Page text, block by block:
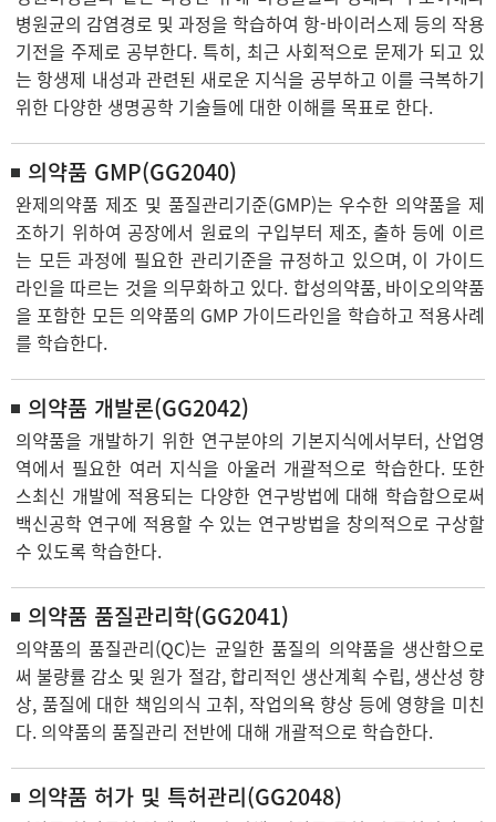
병원균의 감염경로 및 과정을 학습하여 항-바이러스제 등의 작용
기전을 주제로 공부한다. 특히, 최근 사회적으로 문제가 되고 있
는 항생제 내성과 관련된 새로운 지식을 공부하고 이를 극복하기
위한 다양한 생명공학 기술들에 대한 이해를 목표로 한다.
의약품 GMP(GG2040)
완제의약품 제조 및 품질관리기준(GMP)는 우수한 의약품을 제
조하기 위하여 공장에서 원료의 구입부터 제조, 출하 등에 이르
는 모든 과정에 필요한 관리기준을 규정하고 있으며, 이 가이드
라인을 따르는 것을 의무화하고 있다. 합성의약품, 바이오의약품
을 포함한 모든 의약품의 GMP 가이드라인을 학습하고 적용사례
를 학습한다.
의약품 개발론(GG2042)
의약품을 개발하기 위한 연구분야의 기본지식에서부터, 산업영
역에서 필요한 여러 지식을 아울러 개괄적으로 학습한다. 또한
스최신 개발에 적용되는 다양한 연구방법에 대해 학습함으로써
백신공학 연구에 적용할 수 있는 연구방법을 창의적으로 구상할
수 있도록 학습한다.
의약품 품질관리학(GG2041)
의약품의 품질관리(QC)는 균일한 품질의 의약품을 생산함으로
써 불량률 감소 및 원가 절감, 합리적인 생산계획 수립, 생산성 향
상, 품질에 대한 책임의식 고취, 작업의욕 향상 등에 영향을 미친
다. 의약품의 품질관리 전반에 대해 개괄적으로 학습한다.
의약품 허가 및 특허관리(GG2048)